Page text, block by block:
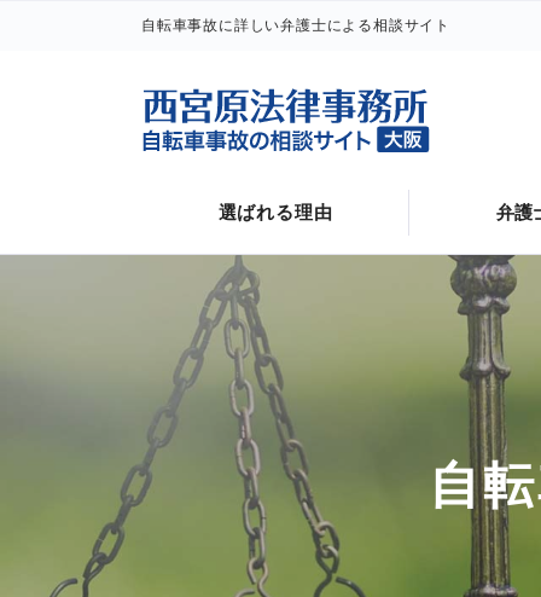
自転車事故に詳しい弁護士による相談サイト
選ばれる理由 弁護
自転車事故と後遺障害
自